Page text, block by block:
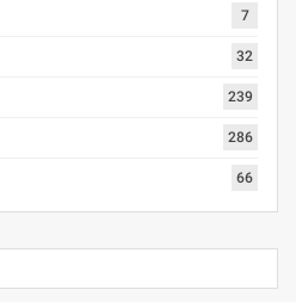
7
32
239
286
66